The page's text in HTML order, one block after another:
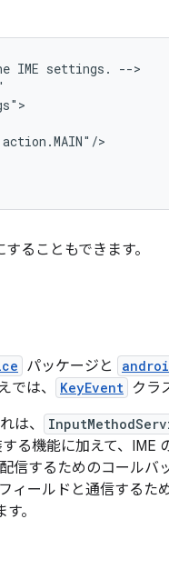
IME settings.
-->
ることもできます。
パッケージと
では、
KeyEvent クラ
は、
る機能に加えて、IME
信するためのコールバ
ィールドと通信するた
。